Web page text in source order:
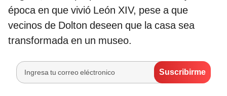
época en que vivió León XIV, pese a que
vecinos de Dolton deseen que la casa sea
transformada en un museo.